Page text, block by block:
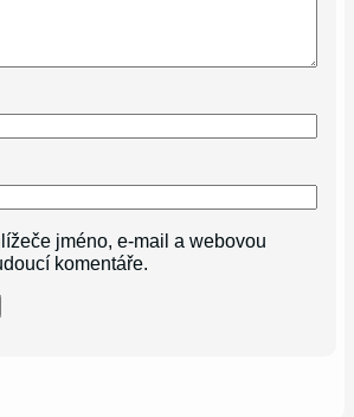
jméno, e-mail a webovou
komentáře.